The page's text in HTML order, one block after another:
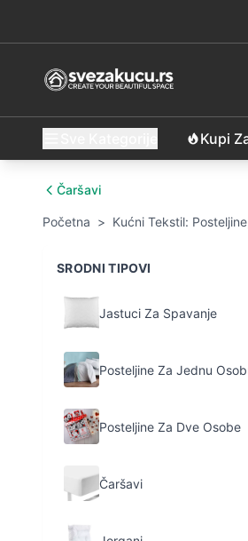
Kupi
Čaršavi
Početna > Kućni Tekstil:
SRODNI TIPOVI
Jastuci Za Spavanje
Posteljine Za Jednu
Posteljine Za Dve Osobe
Čaršavi